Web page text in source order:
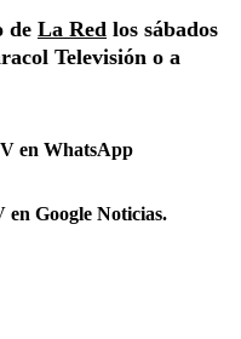
de La Red los sábados
Televisión o a
en WhatsApp
en Google Noticias.